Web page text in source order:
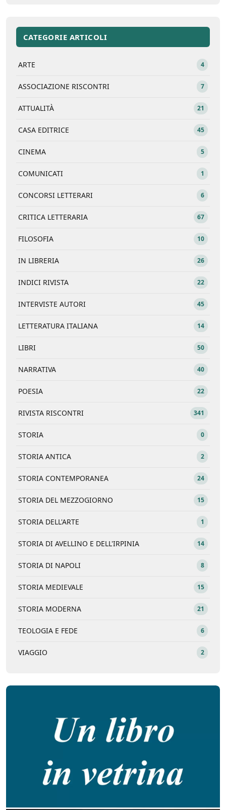
CATEGORIE ARTICOLI
ARTE 4
ASSOCIAZIONE RISCONTRI 7
ATTUALITÀ 21
CASA EDITRICE 45
CINEMA 5
COMUNICATI 1
CONCORSI LETTERARI 6
CRITICA LETTERARIA 67
FILOSOFIA 10
IN LIBRERIA 26
INDICI RIVISTA 22
INTERVISTE AUTORI 45
LETTERATURA ITALIANA 14
LIBRI 50
NARRATIVA 40
POESIA 22
RIVISTA RISCONTRI 341
STORIA 0
STORIA ANTICA 2
STORIA CONTEMPORANEA 24
STORIA DEL MEZZOGIORNO 15
STORIA DELL'ARTE 1
STORIA DI AVELLINO E DELL'IRPINIA 14
STORIA DI NAPOLI 8
STORIA MEDIEVALE 15
STORIA MODERNA 21
TEOLOGIA E FEDE 6
VIAGGIO 2